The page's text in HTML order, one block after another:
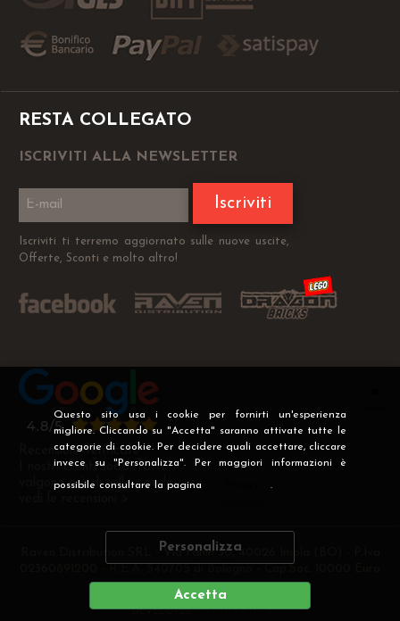
Questo sito usa i cookie per fornirti un'esperienza
migliore. Cliccando su "Accetta" saranno attivate tutte le
categorie di cookie. Per decidere quali accettare, cliccare
invece su "Personalizza". Per maggiori informazioni è
possibile consultare la pagina .
Personalizza
Accetta
RESTA COLLEGATO
ISCRIVITI ALLA NEWSLETTER
Iscriviti
Iscriviti ti terremo aggiornato sulle nuove uscite,
Offerte, Sconti e molto altro!
Recensioni Verificate
I nostri clienti soddisfatti
valgono più di mille parole
Raven Distribution SRL - Via Fanin 30, 40026 Imola (BO) - P.Iva
i.v
DEVELOPERCREATIVE WEB